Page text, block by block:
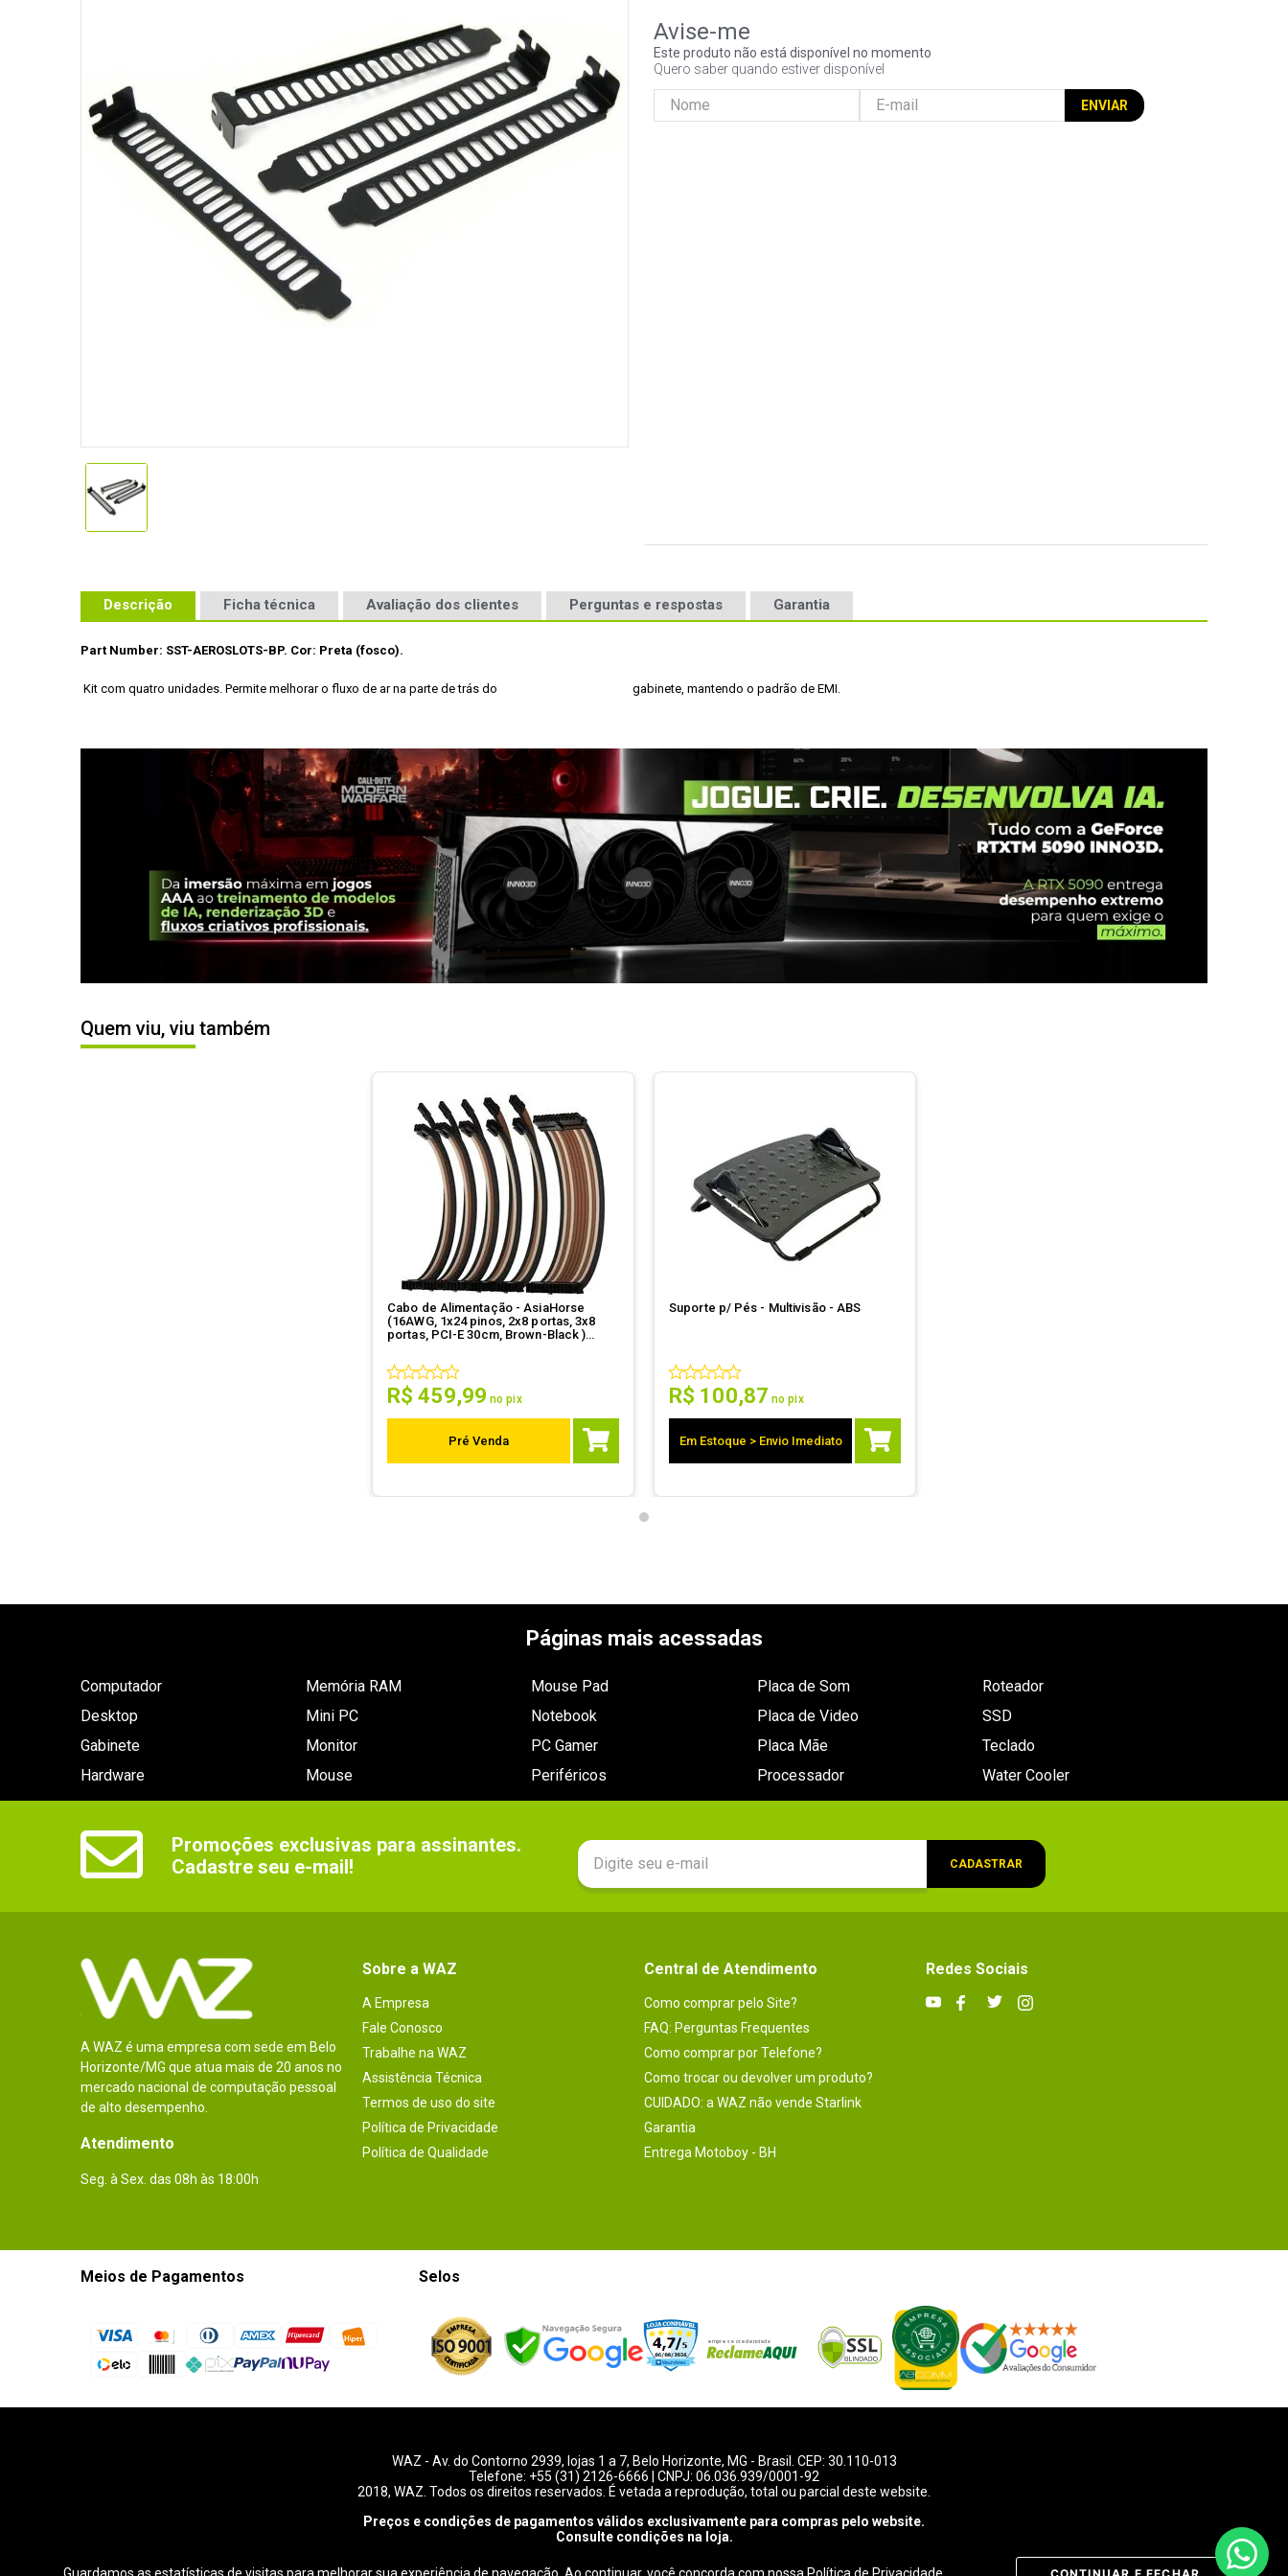
Este produto não está disponível no momento
Quero saber quando estiver disponível
ENVIAR
Descrição Ficha técnica Avaliação dos clientes Perguntas e respostas Garantia
Part Number: SST-AEROSLOTS-BP. Cor: Preta (fosco).
Kit com quatro unidades. Permite melhorar o fluxo de ar na parte de trás do 						gabinete, mantendo o padrão de EMI.
Quem viu, viu também
Cabo de Alimentação - AsiaHorse
(16AWG, 1x24 pinos, 2x8 portas, 3x8
portas, PCI-E 30cm, Brown-Black )
R$ 459,99 no pix
Pré Venda
Suporte p/ Pés - Multivisão - ABS
R$ 100,87 no pix
Em Estoque > Envio Imediato
Páginas mais acessadas
Computador
Desktop
Gabinete
Hardware
Memória RAM
Mini PC
Monitor
Mouse
Mouse Pad
Notebook
PC Gamer
Periféricos
Placa de Som
Placa de Video
Placa Mãe
Processador
Roteador
SSD
Teclado
Water Cooler
Promoções exclusivas para assinantes.
Cadastre seu e-mail!
CADASTRAR
A WAZ é uma empresa com sede em Belo
Horizonte/MG que atua mais de 20 anos no
mercado nacional de computação pessoal
de alto desempenho.
Atendimento
Seg. à Sex. das 08h às 18:00h
Sobre a WAZ
A Empresa
Fale Conosco
Trabalhe na WAZ
Assistência Técnica
Termos de uso do site
Política de Privacidade
Política de Qualidade
Central de Atendimento
Como comprar pelo Site?
FAQ: Perguntas Frequentes
Como comprar por Telefone?
Como trocar ou devolver um produto?
CUIDADO: a WAZ não vende Starlink
Garantia
Entrega Motoboy - BH
Redes Sociais
Meios de Pagamentos Selos
WAZ - Av. do Contorno 2939, lojas 1 a 7, Belo Horizonte, MG - Brasil. CEP: 30.110-013
Telefone: +55 (31) 2126-6666 | CNPJ: 06.036.939/0001-92
2018, WAZ. Todos os direitos reservados. É vetada a reprodução, total ou parcial deste website.
Preços e condições de pagamentos válidos exclusivamente para compras pelo website.
Consulte condições na loja.